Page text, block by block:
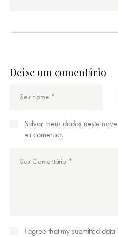
Deixe um comentário
Salvar meus dados neste
eu comentar.
I agree that my submitted